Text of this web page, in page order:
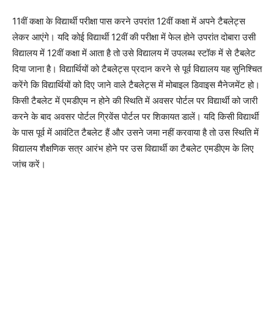
11वीं कक्षा के विद्यार्थी परीक्षा पास करने उपरांत 12वीं कक्षा में अपने टैबलेट्स
लेकर आएंगे। यदि कोई विद्यार्थी 12वीं की परीक्षा में फेल होने उपरांत दोबारा उसी
विद्यालय में 12वीं कक्षा में आता है तो उसे विद्यालय में उपलब्ध स्टॉक में से टैबलेट
दिया जाना है। विद्यार्थियों को टैबलेट्स प्रदान करने से पूर्व विद्यालय यह सुनिश्चित
करेंगे कि विद्यार्थियों को दिए जाने वाले टैबलेट्स में मोबाइल डिवाइस मैनेजमेंट हो।
किसी टैबलेट में एमडीएम न होने की स्थिति में अवसर पोर्टल पर विद्यार्थी को जारी
करने के बाद अवसर पोर्टल ग्रिवेंस पोर्टल पर शिकायत डालें। यदि किसी विद्यार्थी
के पास पूर्व में आवंटित टैबलेट हैं और उसने जमा नहीं करवाया है तो उस स्थिति में
विद्यालय शैक्षणिक सत्र आरंभ होने पर उस विद्यार्थी का टैबलेट एमडीएम के लिए
जांच करें।